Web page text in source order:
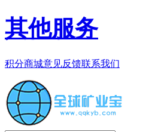
其他服务
积分商城意见反馈联系我们